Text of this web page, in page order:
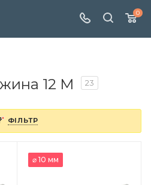
0
12 M 23
ФІЛЬТР
⌀ 10 мм